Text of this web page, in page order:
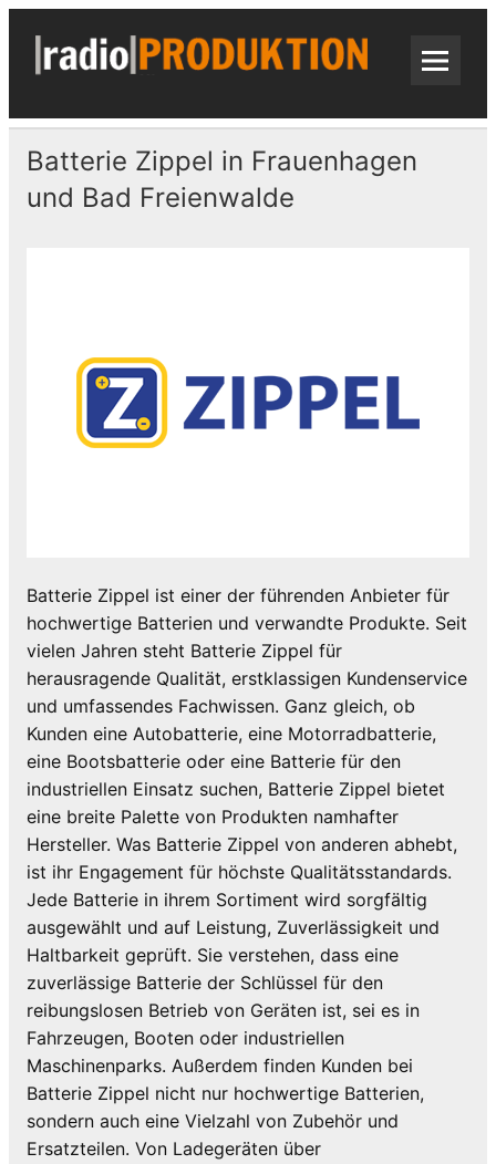
Skip
content
Batterie Zippel in Frauenhagen
und Bad Freienwalde
Batterie Zippel ist einer der führenden Anbieter für
hochwertige Batterien und verwandte Produkte. Seit
vielen Jahren steht Batterie Zippel für
herausragende Qualität, erstklassigen Kundenservice
und umfassendes Fachwissen. Ganz gleich, ob
Kunden eine Autobatterie, eine Motorradbatterie,
eine Bootsbatterie oder eine Batterie für den
industriellen Einsatz suchen, Batterie Zippel bietet
eine breite Palette von Produkten namhafter
Hersteller. Was Batterie Zippel von anderen abhebt,
ist ihr Engagement für höchste Qualitätsstandards.
Jede Batterie in ihrem Sortiment wird sorgfältig
ausgewählt und auf Leistung, Zuverlässigkeit und
Haltbarkeit geprüft. Sie verstehen, dass eine
zuverlässige Batterie der Schlüssel für den
reibungslosen Betrieb von Geräten ist, sei es in
Fahrzeugen, Booten oder industriellen
Maschinenparks. Außerdem finden Kunden bei
Batterie Zippel nicht nur hochwertige Batterien,
sondern auch eine Vielzahl von Zubehör und
Ersatzteilen. Von Ladegeräten über